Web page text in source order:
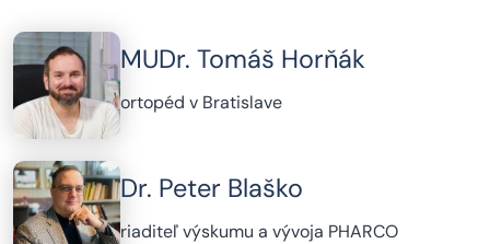
MUDr. Tomáš Horňák
ortopéd v Bratislave
Dr. Peter Blaško
riaditeľ výskumu a vývoja PHARCO